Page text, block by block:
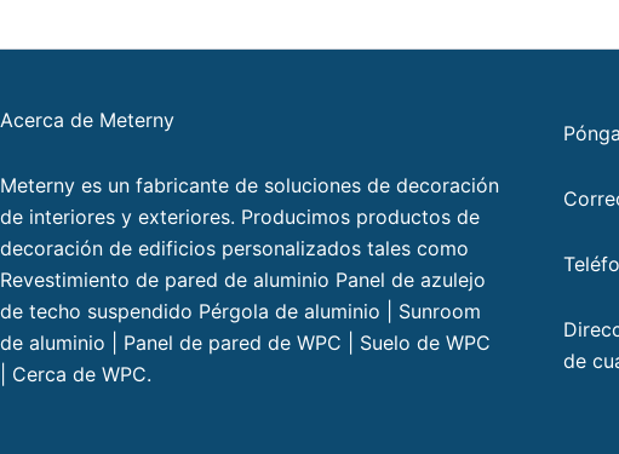
Acerca de Meterny
Meterny es un fabricante de soluciones de decoración
de interiores y exteriores. Producimos productos de
decoración de edificios personalizados tales como
Revestimiento de pared de aluminio Panel de azulejo
de techo suspendido Pérgola de aluminio | Sunroom
de aluminio | Panel de pared de WPC | Suelo de WPC
| Cerca de WPC.
de